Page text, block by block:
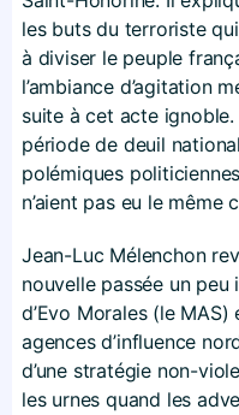
les buts du terroriste
à diviser le peuple
l’ambiance d’agitation
suite à cet acte
période de deuil
polémiques
n’aient pas eu le même
Jean-Luc Mélenchon
nouvelle passée un
d’Evo Morales (le MAS)
agences d’influence
d’une stratégie non-
les urnes quand les